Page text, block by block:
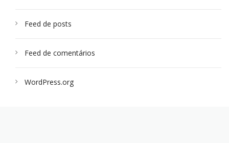
Feed de posts
Feed de comentários
WordPress.org